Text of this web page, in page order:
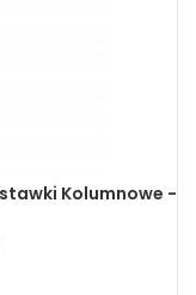
Kolumnowe -